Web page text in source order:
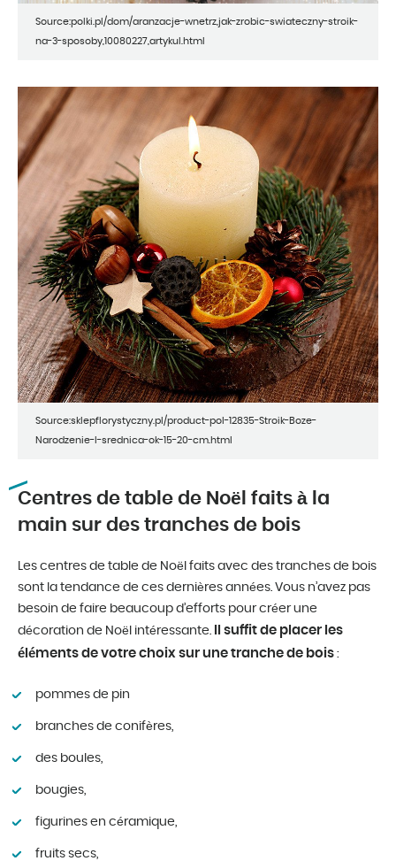
Source:polki.pl/dom/aranzacje-wnetrz,jak-zrobic-swiateczny-stroik-
na-3-sposoby,10080227,artykul.html
Source:sklepflorystyczny.pl/product-pol-12835-Stroik-Boze-
Narodzenie-I-srednica-ok-15-20-cm.html
Centres de table de Noël faits à la
main sur des tranches de bois
Les centres de table de Noël faits avec des tranches de bois
sont la tendance de ces dernières années. Vous n’avez pas
besoin de faire beaucoup d’efforts pour créer une
décoration de Noël intéressante.
Il suffit de placer les
éléments de votre choix sur une tranche de bois :
pommes de pin
branches de conifères,
des boules,
bougies,
figurines en céramique,
fruits secs,